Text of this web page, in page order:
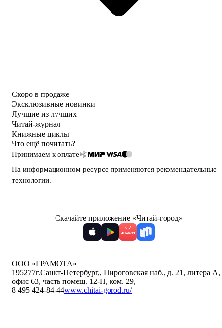
Скоро в продаже
Эксклюзивные новинки
Лучшие из лучших
Читай-журнал
Книжные циклы
Что ещё почитать?
Принимаем к оплате
На информационном ресурсе применяются рекомендательные
технологии.
Скачайте приложение «Читай-город»
ООО «ГРАМОТА»
195277г.Санкт-Петербург,, Пироговская наб., д. 21, литера А,
офис 63, часть помещ. 12-Н, ком. 29,
8 495 424-84-44www.chitai-gorod.ru/